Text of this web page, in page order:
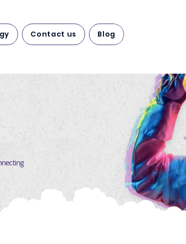
Contact us Blog